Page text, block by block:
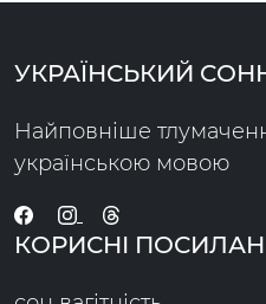
УКРАЇНСЬКИЙ
Найповніше
українською мовою
КОРИСНІ